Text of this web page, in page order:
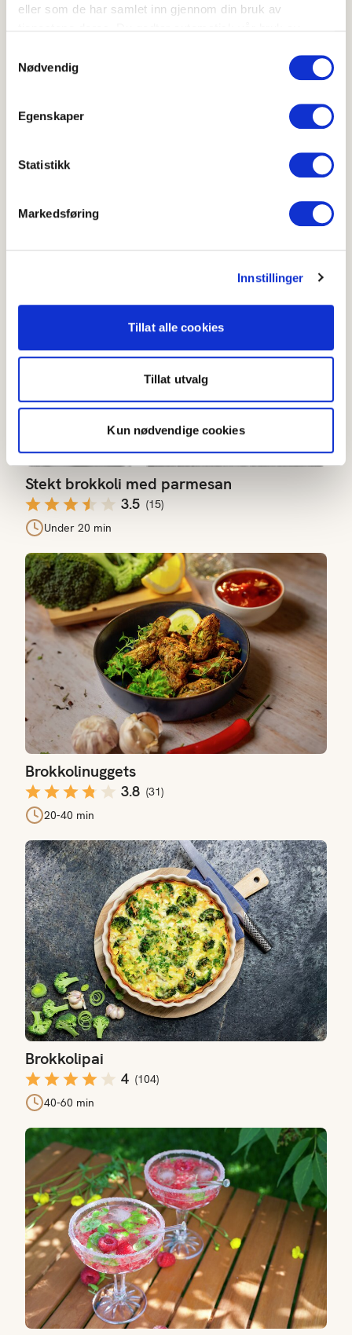
eller som de har samlet inn gjennom din bruk av
Nødvendig
Egenskaper
Statistikk
Markedsføring
Innstillinger
Tillat alle cookies
Tillat utvalg
Kun nødvendige cookies
Stekt brokkoli med parmesan
3.5 (15)
Under 20 min
Brokkolinuggets
3.8 (31)
20-40 min
Brokkolinuggets
Brokkolipai
4 (104)
40-60 min
Brokkolipai
Bringebær spritz mocktail